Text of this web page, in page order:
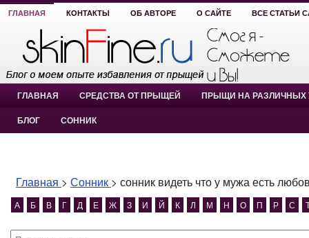
ГЛАВНАЯ КОНТАКТЫ ОБ АВТОРЕ О САЙТЕ ВСЕ СТАТЬИ
ГЛАВНАЯ СРЕДСТВА ОТ ПРЫЩЕЙ ПРЫЩИ НА РАЗЛИЧНЫХ
БЛОГ СОННИК
Главная > Сонник > сонник видеть что у мужа есть
А Б В Г Д Е Ж З И Й К Л М Н О П Р С